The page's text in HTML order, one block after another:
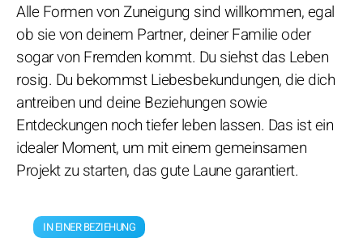
Alle Formen von Zuneigung sind willkommen, egal
ob sie von deinem Partner, deiner Familie oder
sogar von Fremden kommt. Du siehst das Leben
rosig. Du bekommst Liebesbekundungen, die dich
antreiben und deine Beziehungen sowie
Entdeckungen noch tiefer leben lassen. Das ist ein
idealer Moment, um mit einem gemeinsamen
Projekt zu starten, das gute Laune garantiert.
IN EINER BEZIEHUNG